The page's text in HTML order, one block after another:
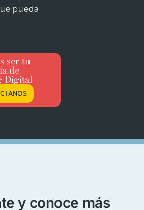
pueda
ser tu
de
Digital
apoyo
y conoce más